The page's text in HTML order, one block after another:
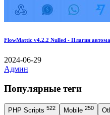
FlowMattic v4.2.2 Nulled - Плагин
2024-06-29
Админ
Популярные теги
PHP Scripts 522 Mobile 250